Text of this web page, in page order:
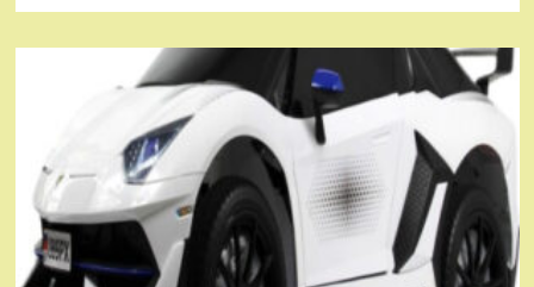
Тянущаяся
игрушка
Гуджитсу
и
Гигабивень
Водная
Атака